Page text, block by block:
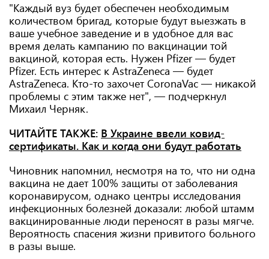
"Каждый вуз будет обеспечен необходимым
количеством бригад, которые будут выезжать в
ваше учебное заведение и в удобное для вас
время делать кампанию по вакцинации той
вакциной, которая есть. Нужен Pfizer — будет
Pfizer. Есть интерес к AstraZeneca — будет
AstraZeneca. Кто-то захочет CoronaVac — никакой
проблемы с этим также нет", — подчеркнул
Михаил Черняк.
ЧИТАЙТЕ ТАКЖЕ: В Украине ввели ковид-
сертификаты. Как и когда они будут работать
Чиновник напомнил, несмотря на то, что ни одна
вакцина не дает 100% защиты от заболевания
коронавирусом, однако центры исследования
инфекционных болезней доказали: любой штамм
вакцинированные люди переносят в разы мягче.
Вероятность спасения жизни привитого больного
в разы выше.